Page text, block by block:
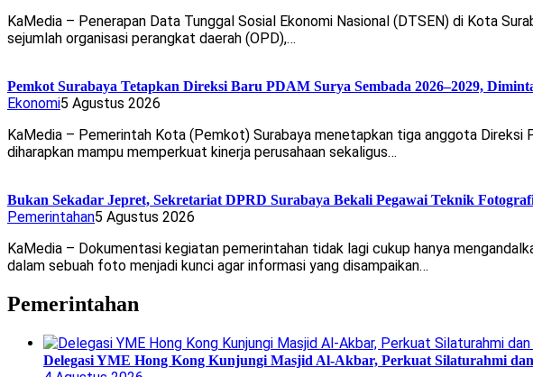
KaMedia – Penerapan Data Tunggal Sosial Ekonomi Nasional (DTSEN) di Kota
sejumlah organisasi perangkat daerah (OPD),…
Pemkot Surabaya Tetapkan Direksi Baru PDAM Surya Sembada 2026–2029,
Ekonomi5 Agustus 2026
KaMedia – Pemerintah Kota (Pemkot) Surabaya menetapkan tiga anggota Direksi
diharapkan mampu memperkuat kinerja perusahaan sekaligus…
Bukan Sekadar Jepret, Sekretariat DPRD Surabaya Bekali Pegawai Teknik
Pemerintahan5 Agustus 2026
KaMedia – Dokumentasi kegiatan pemerintahan tidak lagi cukup hanya
dalam sebuah foto menjadi kunci agar informasi yang disampaikan…
Pemerintahan
Delegasi YME Hong Kong Kunjungi Masjid Al-Akbar, Perkuat Silaturahmi